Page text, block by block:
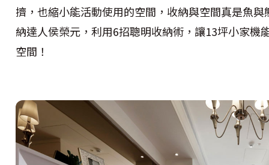
擠，也縮小能活動使用的空間，收納與空間真是魚
納達人侯榮元，利用6招聰明收納術，讓13坪小家機
空間！